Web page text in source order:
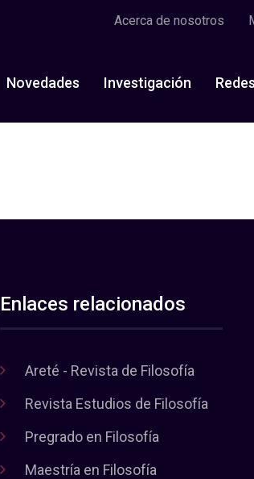
Acerca de nosotros
Novedades Investigación Redes
Enlaces relacionados
Areté - Revista de Filosofía
Revista Estudios de Filosofía
Pregrado en Filosofía
Maestría en Filosofía